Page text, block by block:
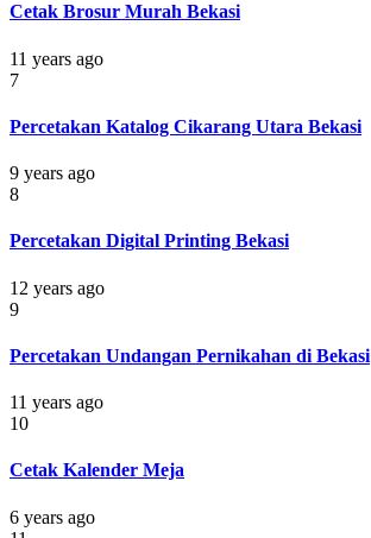
Cetak Brosur Murah Bekasi
11 years ago
7
Percetakan Katalog Cikarang Utara Bekasi
9 years ago
8
Percetakan Digital Printing Bekasi
12 years ago
9
Percetakan Undangan Pernikahan di Bekasi
11 years ago
10
Cetak Kalender Meja
6 years ago